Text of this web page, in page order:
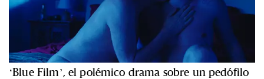
‘Blue Film’, el polémico drama sobre un pedófilo